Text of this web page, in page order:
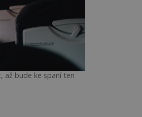
až bude ke spaní ten